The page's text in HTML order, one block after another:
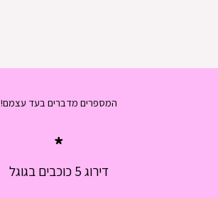
המספרים מדברים בעד עצמם!
דירוג 5 כוכבים בגוגל
*